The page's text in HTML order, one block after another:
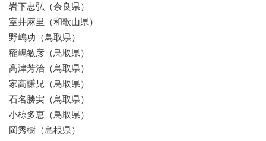
岩下忠弘（奈良県）
室井麻里（和歌山県）
野嶋功（鳥取県）
稲嶋敏彦（鳥取県）
高津芳治（鳥取県）
家高謙児（鳥取県）
石名勝実（鳥取県）
小椋多恵（鳥取県）
岡秀樹（島根県）